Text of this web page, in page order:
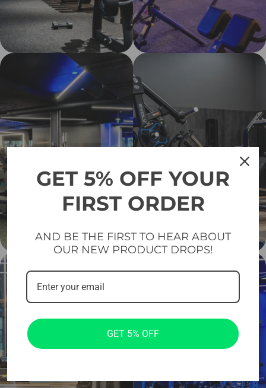
GET 5% OFF YOUR
FIRST ORDER
AND BE THE FIRST TO HEAR ABOUT
OUR NEW PRODUCT DROPS!
GET 5% OFF